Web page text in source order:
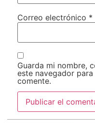
Correo electrónico *
Guarda mi nombre,
este navegador
comente.